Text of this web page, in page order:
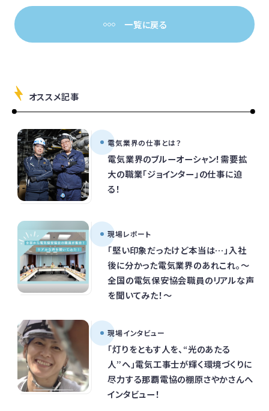
一覧に戻る
オススメ記事
電気業界の仕事とは？
電気業界のブルーオーシャン！需要拡
大の職業「ジョインター」の仕事に迫
る！
現場レポート
「堅い印象だったけど本当は…」入社
後に分かった電気業界のあれこれ。～
全国の電気保安協会職員のリアルな声
を聞いてみた！～
現場インタビュー
「灯りをともす人を、“光のあたる
人”へ」電気工事士が輝く環境づくりに
尽力する那覇電協の棚原さやかさんへ
インタビュー！